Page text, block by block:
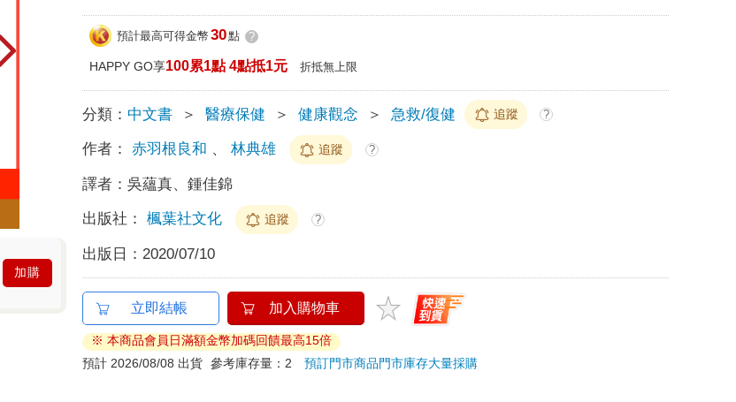
加購
預計最高可得金幣 30點 ?
HAPPY GO享100累1點 4點抵1元 折抵無上限
分類： 中文書 ＞ 醫療保健 ＞ 健康觀念 ＞ 急救/復健 追蹤 ?
作者： 赤羽根良和 、林典雄 追蹤 ?
譯者：吳蘊真、鍾佳錦
出版社： 楓葉社文化 追蹤 ?
出版日： 2020/07/10
立即結帳 加入購物車
※ 本商品會員日滿額金幣加碼回饋最高15倍
預計 2026/08/08 出貨 參考庫存量：2預訂門市商品門市庫存大量採購